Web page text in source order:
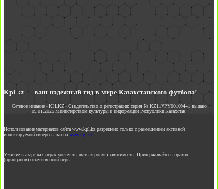
Kpl.kz — ваш надежный гид в мире Казахстанского футбола!
Сетевое издание «KPLKZ» Свидетельство о регистрации: серия № KZ11VPY00109441 выдано
09.01.2025 Министерством культуры и информации Республики Казахстан.
Использование материалов сайта www.kpl.kz разрешено только с размещением активной
индексируемой гиперссылки на www.kpl.kz
Участие в азартных играх может вызвать игровую зависимость. Придерживайтесь правил
(принципов) ответственной игры.